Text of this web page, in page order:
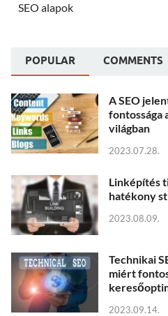
SEO alapok
POPULAR COMMENTS
A SEO
fontossága
világban
2023.07.28.
Linképítés
hatékony
2023.08.09.
Technikai
miért
2023.09.14.